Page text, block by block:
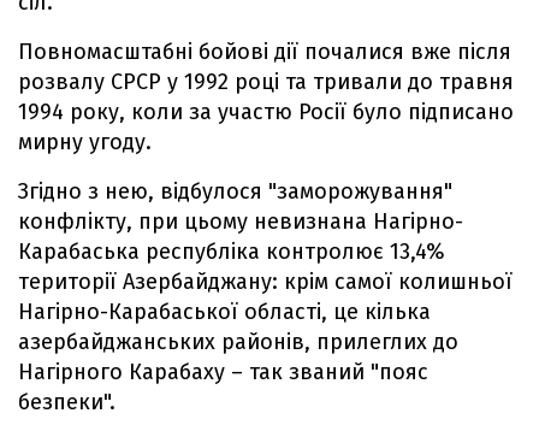
Повномасштабні бойові дії почалися вже після
розвалу СРСР у 1992 році та тривали до травня
1994 року, коли за участю Росії було підписано
мирну угоду.
Згідно з нею, відбулося "заморожування"
конфлікту, при цьому невизнана Нагірно-
Карабаська республіка контролює 13,4%
території Азербайджану: крім самої колишньої
Нагірно-Карабаської області, це кілька
азербайджанських районів, прилеглих до
Нагірного Карабаху – так званий "пояс
безпеки".